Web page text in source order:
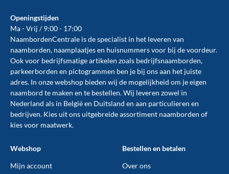
Openingstijden
Ma - Vrij / 9:00 - 17:00
NaambordenCentrale is de specialist in het leveren van
naamborden, naamplaatjes en huisnummers voor bij devoordeur.
Ook voor bedrijfsmatige artikelen zoals bedrijfsnaamborden,
parkeerborden en pictogrammen ben je bij ons aan het juiste
adres. In onze webshop bieden wij de mogelijkheid om je eigen
naambord te maken en te bestellen. Wij leveren zowel in
Nederland als in België en Duitsland en aan particulieren en
bedrijven. Kies uit ons uitgebreide assortiment naamborden of
kies voor maatwerk.
Webshop
Mijn account
Bestellen en betalen
Over ons